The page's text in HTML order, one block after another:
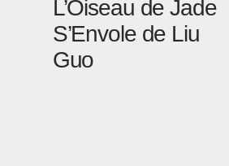
L’Oiseau de Jade
S’Envole de Liu
Guo